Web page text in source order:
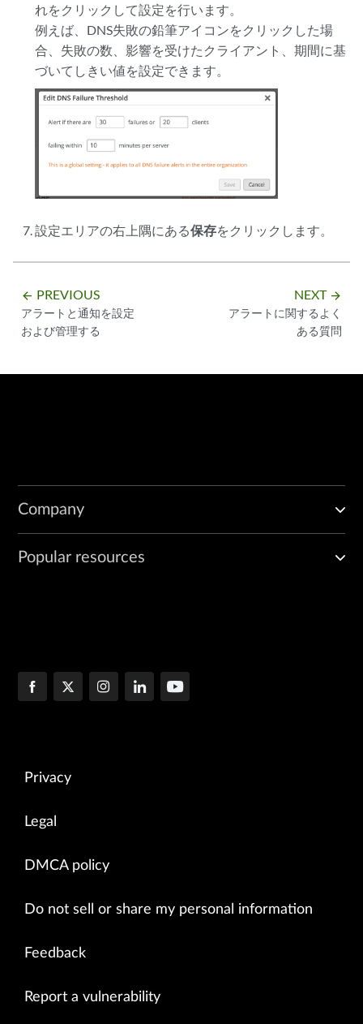
れをクリックして設定を行います。
例えば、DNS失敗の鉛筆アイコンをクリックした場
合、失敗の数、影響を受けたクライアント、期間に基
づいてしきい値を設定できます。
設定エリアの右上隅にある保存をクリックします。
arrow_backward PREVIOUS
アラートと通知を設定
および管理する
NEXT arrow_forward
アラートに関するよく
ある質問
Company
Popular resources
Privacy
Legal
DMCA policy
Do not sell or share my personal information
Feedback
Report a vulnerability